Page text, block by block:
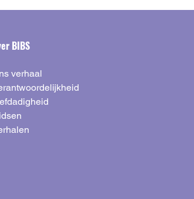
BIBS
verhaal